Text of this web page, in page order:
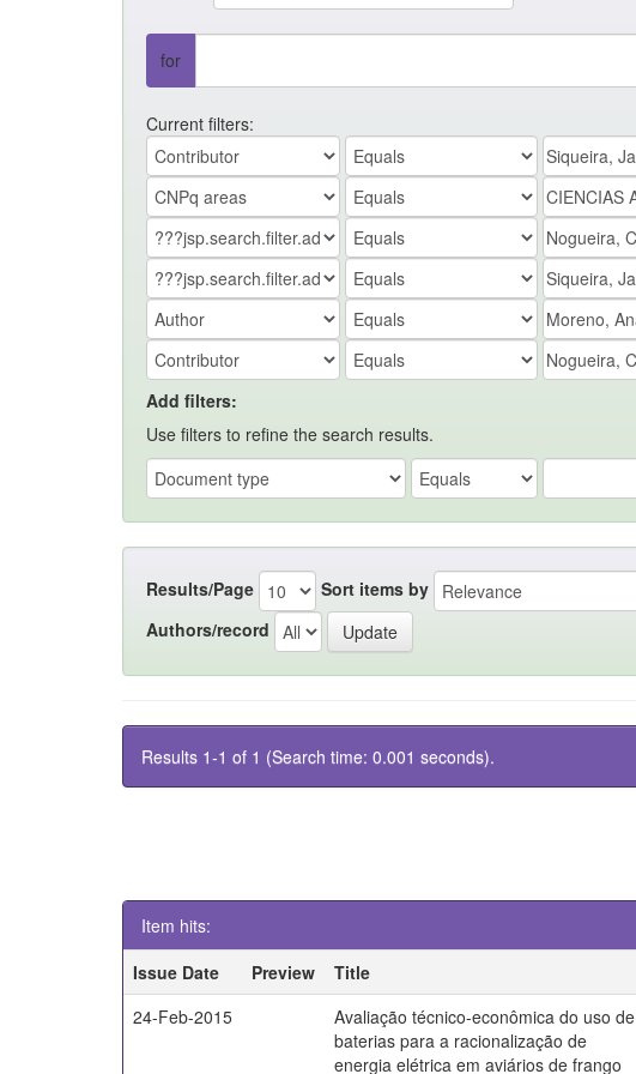
for
Current filters:
Add filters:
Use filters to refine the search results.
Results/Page Sort items by
Authors/record
Results 1-1 of 1 (Search time: 0.001 seconds).
Item hits:
Issue Date
Preview Title
24-Feb-2015
Avaliação técnico-econômica do uso de
baterias para a racionalização de
energia elétrica em aviários de frango